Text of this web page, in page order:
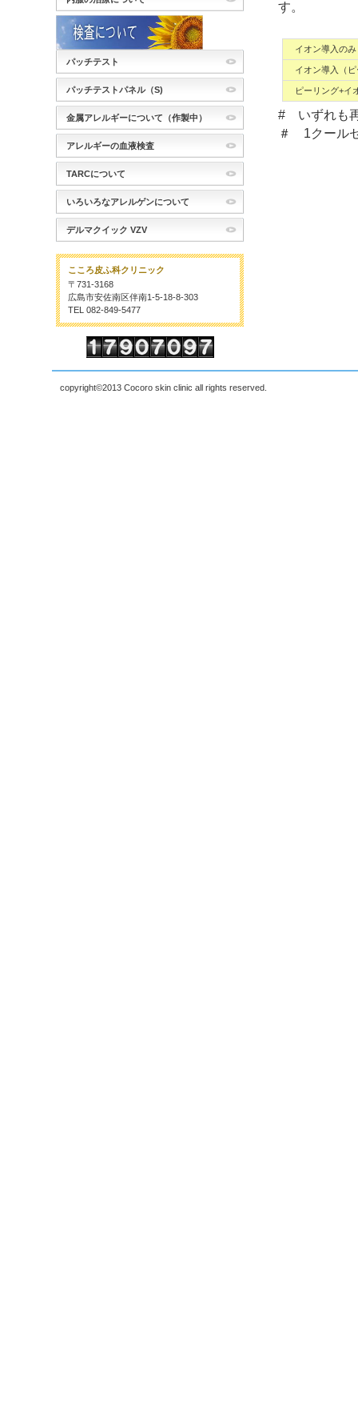
す。
イオン導入の
イオン導入（
ピーリング+イ
# いずれも
＃ 1クール
パッチテスト
パッチテストパネル（S)
金属アレルギーについて（作製中）
アレルギーの血液検査
TARCについて
いろいろなアレルゲンについて
デルマクイック VZV
こころ皮ふ科クリニック
〒731-3168
広島市安佐南区伴南1-5-18-8-303
TEL 082-849-5477
copyright©2013 Cocoro skin clinic all rights reserved.